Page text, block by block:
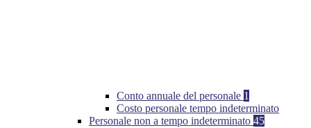
Conto annuale del personale 1
Costo personale tempo indeterminato
Personale non a tempo indeterminato 45